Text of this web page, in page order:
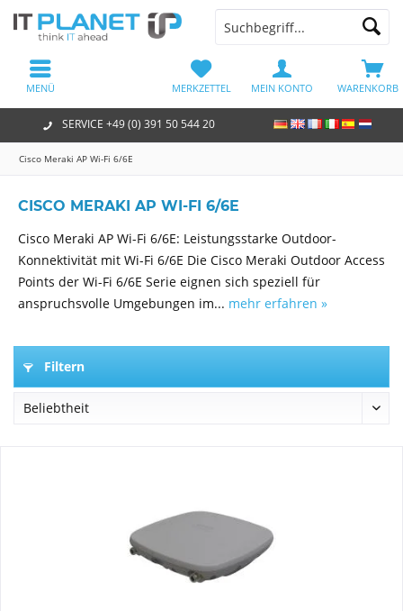
SERVICE +49 (0) 391 50 544 20
WARENKORB
MERKZETTEL MEIN KONTO
MENÜ
Cisco Meraki AP Wi-Fi 6/6E
CISCO MERAKI AP WI-FI 6/6E
Cisco Meraki AP Wi-Fi 6/6E: Leistungsstarke Outdoor-
Konnektivität mit Wi-Fi 6/6E Die Cisco Meraki Outdoor Access
Points der Wi-Fi 6/6E Serie eignen sich speziell für
anspruchsvolle Umgebungen im... mehr erfahren »
Filtern